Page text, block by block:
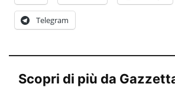
Telegram
Scopri di più da